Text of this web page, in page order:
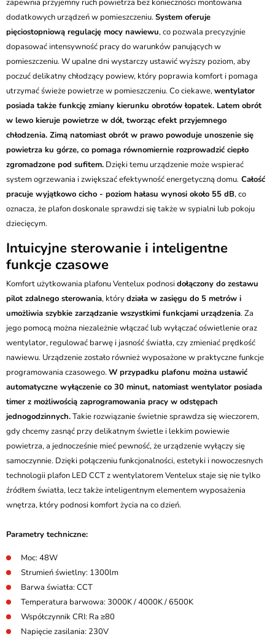
zapewnia przyjemny ruch powietrza bez konieczności montowania
dodatkowych urządzeń w pomieszczeniu.System oferuje
pięciostopniową regulację mocy nawiewu, co pozwala precyzyjnie
dopasować intensywność pracy do warunków panujących w
pomieszczeniu. W upalne dni wystarczy ustawić wyższy poziom, aby
poczuć delikatny chłodzący powiew, który poprawia komfort i pomaga
utrzymać świeże powietrze w pomieszczeniu. Co ciekawe,wentylator
posiada także funkcję zmiany kierunku obrotów łopatek. Latem obrót
w lewo kieruje powietrze w dół, tworząc efekt przyjemnego
chłodzenia. Zimą natomiast obrót w prawo powoduje unoszenie się
powietrza ku górze, co pomaga równomiernie rozprowadzić ciepło
zgromadzone pod sufitem. Dzięki temu urządzenie może wspierać
system ogrzewania i zwiększać efektywność energetyczną domu. Całość
pracuje wyjątkowo cicho - poziom hałasu wynosi około 55 dB, co
oznacza, że plafon doskonale sprawdzi się także w sypialni lub pokoju
dziecięcym.
Intuicyjne sterowanie i inteligentne
funkcje czasowe
Komfort użytkowania plafonu Ventelux podnosidołączony do zestawu
pilot zdalnego sterowania, którydziała w zasięgu do 5 metrów i
umożliwia szybkie zarządzanie wszystkimi funkcjami urządzenia. Za
jego pomocą można niezależnie włączać lub wyłączać oświetlenie oraz
wentylator, regulować barwę i jasność światła, czy zmieniać prędkość
nawiewu. Urządzenie zostało również wyposażone w praktyczne funkcje
programowania czasowego.W przypadku plafonu można ustawić
automatyczne wyłączenie co 30 minut, natomiast wentylator posiada
timer z możliwością zaprogramowania pracy w odstępach
jednogodzinnych.Takie rozwiązanie świetnie sprawdza się wieczorem,
gdy chcemy zasnąć przy delikatnym świetle i lekkim powiewie
powietrza, a jednocześnie mieć pewność, że urządzenie wyłączy się
samoczynnie. Dzięki połączeniu funkcjonalności, estetyki i nowoczesnych
technologii plafon LED CCT z wentylatorem Ventelux staje się nie tylko
źródłem światła, lecz także inteligentnym elementem wyposażenia
wnętrza, który podnosi komfort życia na co dzień.
Parametry techniczne:
Moc: 48W
Strumień świetlny: 1300lm
Barwa światła: CCT
Temperatura barwowa: 3000K / 4000K / 6500K
Współczynnik CRI: Ra ≥80
Napięcie zasilania: 230V